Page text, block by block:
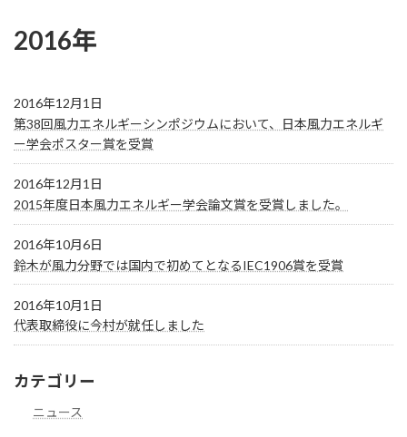
2016年
2016年12月1日
第38回風力エネルギーシンポジウムにおいて、日本風力エネルギ
ー学会ポスター賞を受賞
2016年12月1日
2015年度日本風力エネルギー学会論文賞を受賞しました。
2016年10月6日
鈴木が風力分野では国内で初めてとなるIEC1906賞を受賞
2016年10月1日
代表取締役に今村が就任しました
カテゴリー
ニュース